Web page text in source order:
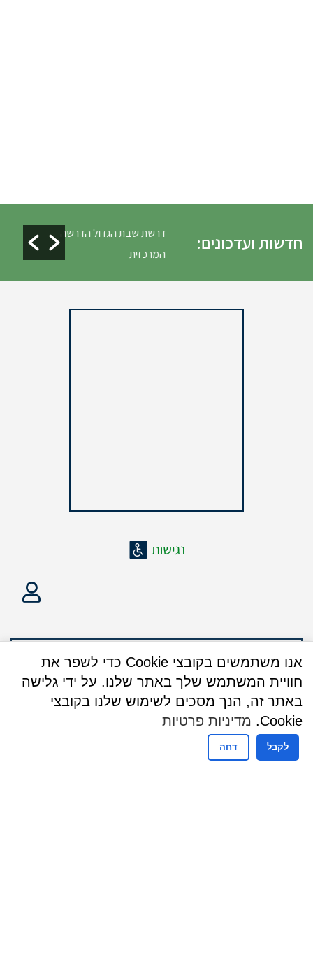
חדשות ועדכונים:
דרשת שבת הגדול הדרשה
המרכזית
אנו משתמשים בקובצי Cookie כדי לשפר את
חוויית המשתמש שלך באתר שלנו. על ידי גלישה
באתר זה, הנך מסכים לשימוש שלנו בקובצי
Cookie.
מדיניות פרטיות
לקבל דחה